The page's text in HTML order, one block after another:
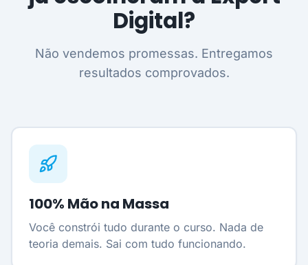
Digital?
Não vendemos promessas. Entregamos
resultados comprovados.
100% Mão na Massa
Você constrói tudo durante o curso. Nada de
teoria demais. Sai com tudo funcionando.